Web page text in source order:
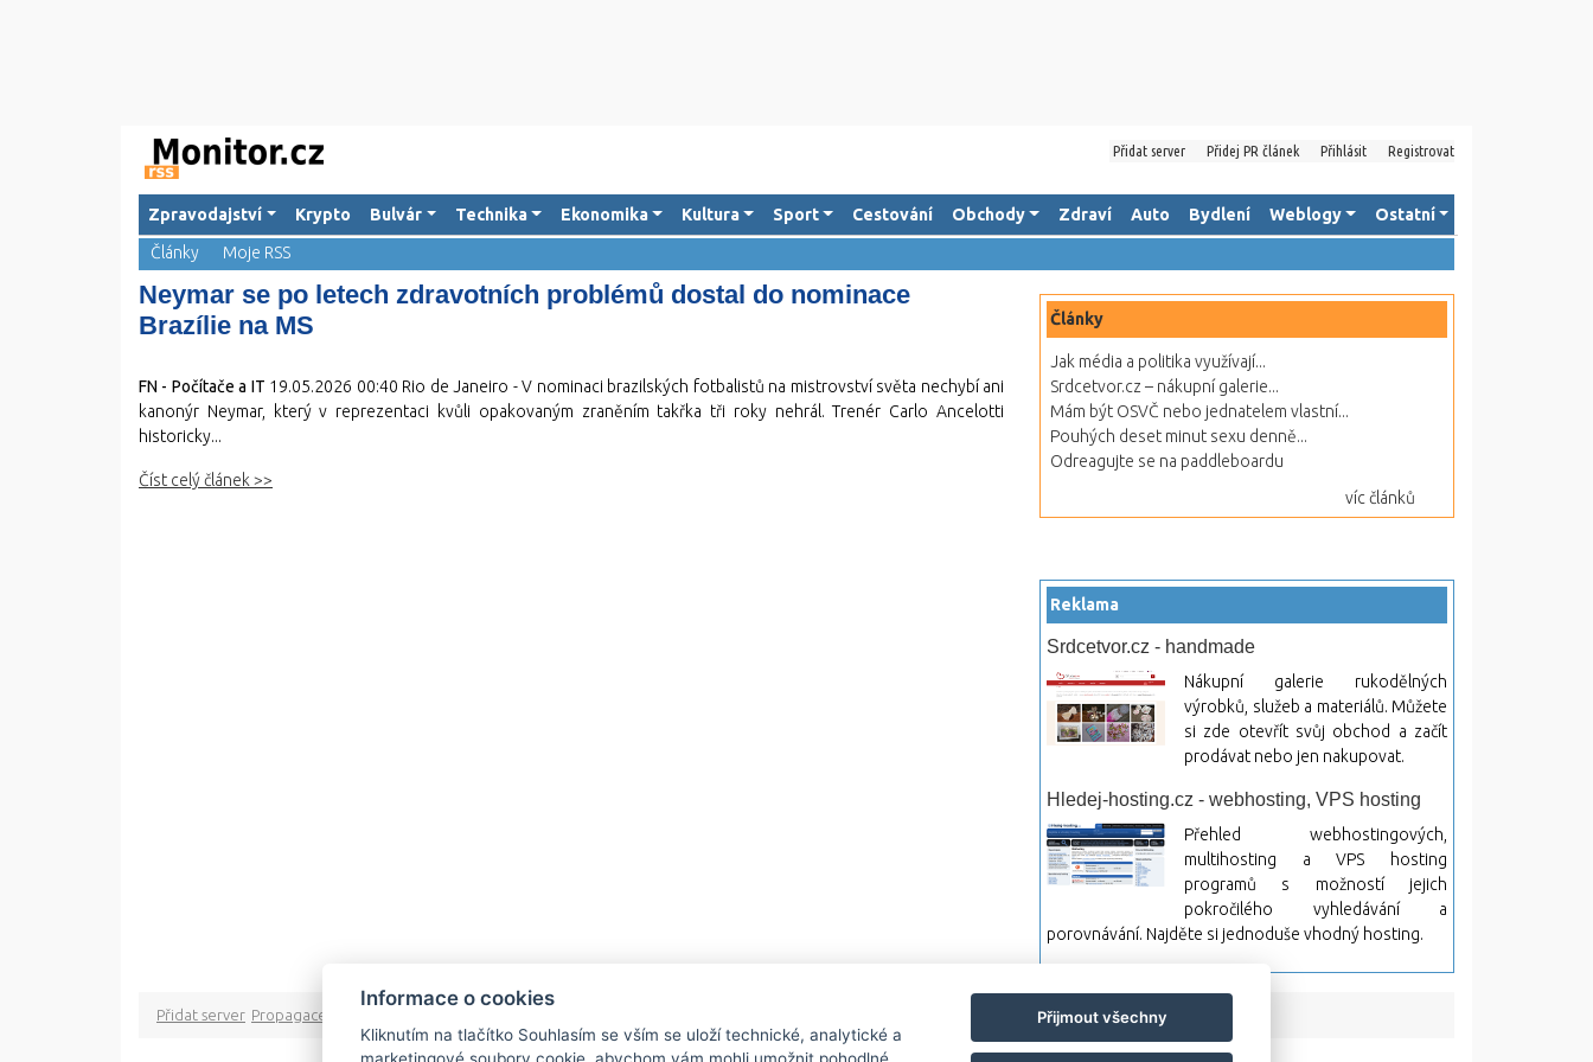
Přidat server Přidej PR článek Přihlásit Registrovat
Zpravodajství Krypto Bulvár Technika Ekonomika Kultura Sport Cestování Obchody Zdraví Auto Bydlení Weblogy
Ostatní
Články
Moje RSS
Neymar se po letech zdravotních problémů dostal do nominace
Brazílie na MS
FN - Počítače a IT 19.05.2026 00:40 Rio de Janeiro - V nominaci brazilských fotbalistů na mistrovství světa nechybí ani
kanonýr Neymar, který v reprezentaci kvůli opakovaným zraněním takřka tři roky nehrál. Trenér Carlo Ancelotti
historicky...
Číst celý článek >>
Články
Jak média a politika využívají...
Srdcetvor.cz – nákupní galerie...
Mám být OSVČ nebo jednatelem vlastní...
Pouhých deset minut sexu denně...
Odreagujte se na paddleboardu
víc článků
Reklama
Srdcetvor.cz - handmade
Nákupní galerie rukodělných
výrobků, služeb a materiálů. Můžete
si zde otevřít svůj obchod a začít
prodávat nebo jen nakupovat.
Hledej-hosting.cz - webhosting, VPS hosting
Přehled webhostingových,
multihosting a VPS hosting
programů s možností jejich
pokročilého vyhledávání a
porovnávání. Najděte si jednoduše vhodný hosting.
Přidat server Propagace
Informace o cookies
Kliknutím na tlačítko Souhlasím se vším se uloží technické, analytické a
Přijmout všechny